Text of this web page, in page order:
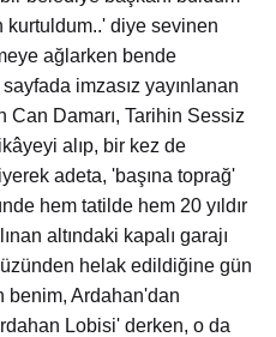
diye sevinen
ağlarken bende
imzasız yayınlanan
Can Damarı, Tarihin Sessiz
alıp, bir kez de
adeta, 'başına toprağ'
hem tatilde hem 20 yıldır
altındaki kapalı garajı
helak edildiğine gün
benim, Ardahan'dan
Lobisi' derken, o da